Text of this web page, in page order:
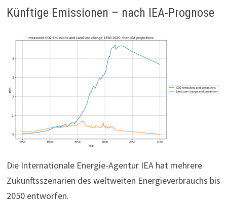
Künftige Emissionen – nach IEA-Prognose
Die Internationale Energie-Agentur IEA hat mehrere
Zukunftsszenarien des weltweiten Energieverbrauchs bis
2050 entworfen.